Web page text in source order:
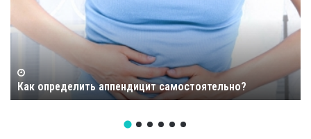
Как определить аппендицит самостоятельно?